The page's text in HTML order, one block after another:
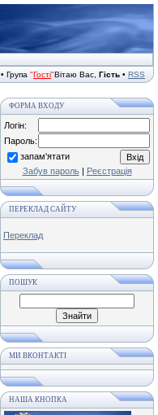
• Група "Гості"Вітаю Вас, Гість • RSS
ФОРМА ВХОДУ
Логін:
Пароль:
запам'ятати
Забув пароль| Реєстрація
ПЕРЕКЛАД САЙТУ
Переклад
ПОШУК
МИ ВКОНТАКТІ
НАША КНОПКА